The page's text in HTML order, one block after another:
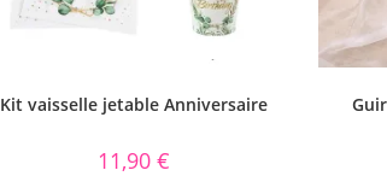
Kit vaisselle jetable Anniversaire
11,90€